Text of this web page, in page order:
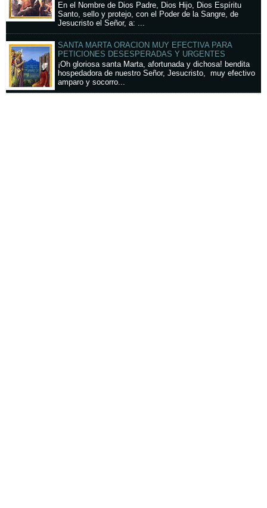
En el Nombre de Dios Padre, Dios Hijo, Dios Espíritu
Santo, sello y protejo, con el Poder de la Sangre, de
Jesucristo el Señor, a: ...
SANTA MARTA ORACION MUY EFECTIVA PARA
PETICIONES DESESPERADAS Y URGENTES
¡Oh gloriosa santa Marta, afortunada y dichosa! bendita
hospedadora de nuestro Señor, Jesucristo, muy efectivo
amparo y socorro...